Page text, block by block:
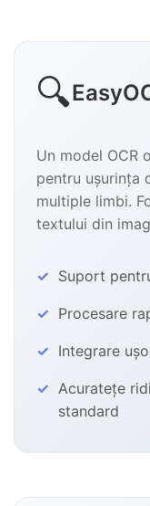
🔍
Un model OCR
pentru ușurința
multiple limbi.
textului din
Suport
Procesare
Integrare
Acuratețe
standard